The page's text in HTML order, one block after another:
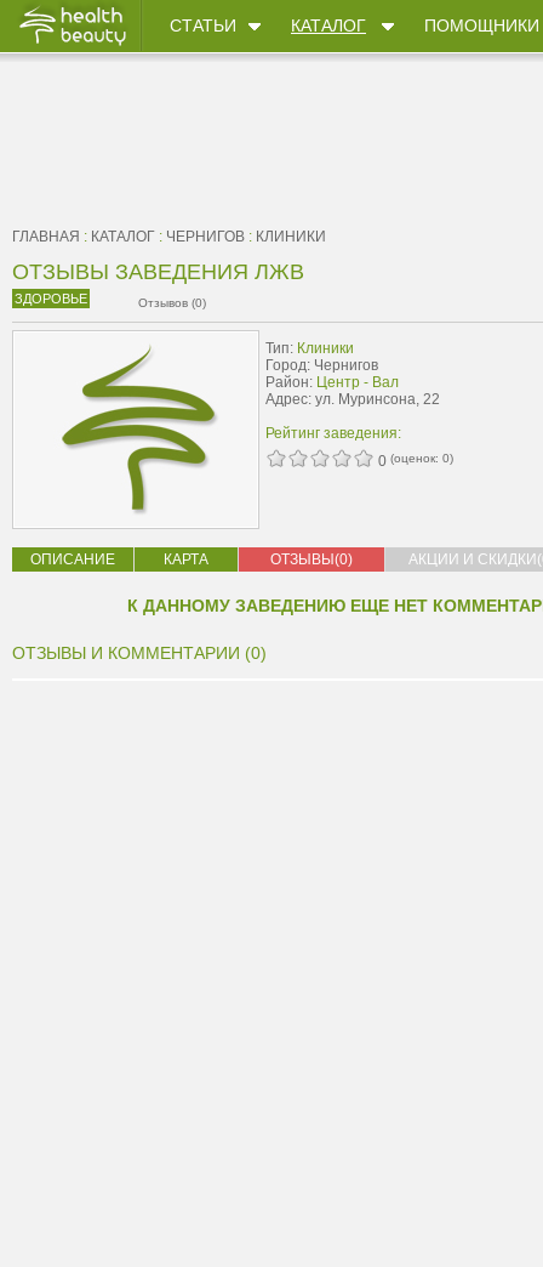
СТАТЬИ КАТАЛОГ ПОМОЩНИКИ
ГЛАВНАЯ : КАТАЛОГ : ЧЕРНИГОВ : КЛИНИКИ
ОТЗЫВЫ ЗАВЕДЕНИЯ ЛЖВ
ЗДОРОВЬЕ Отзывов (0)
Тип: Клиники
Город: Чернигов
Район: Центр - Вал
Адрес: ул. Муринсона, 22
Рейтинг заведения:
0 (оценок: 0)
ОПИСАНИЕ КАРТА ОТЗЫВЫ(0) АКЦИИ И
К ДАННОМУ ЗАВЕДЕНИЮ ЕЩЕ НЕТ
ОТЗЫВЫ И КОММЕНТАРИИ (0)